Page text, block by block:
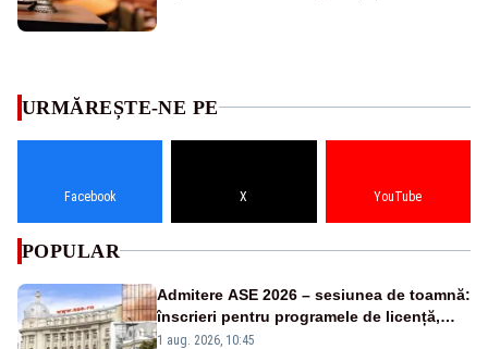
URMĂREȘTE-NE PE
Facebook X YouTube
POPULAR
Admitere ASE 2026 – sesiunea de toamnă:
înscrieri pentru programele de licență,
masterat și doctorat
1 aug. 2026, 10:45